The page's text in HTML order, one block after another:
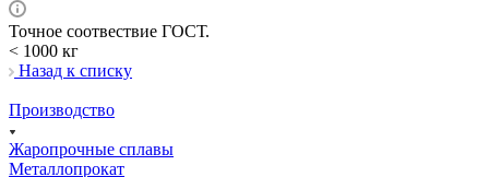
Точное соотвествие ГОСТ.
< 1000 кг
Назад к списку
Производство
Жаропрочные сплавы
Металлопрокат